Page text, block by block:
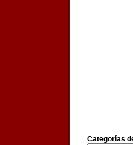
Categorías